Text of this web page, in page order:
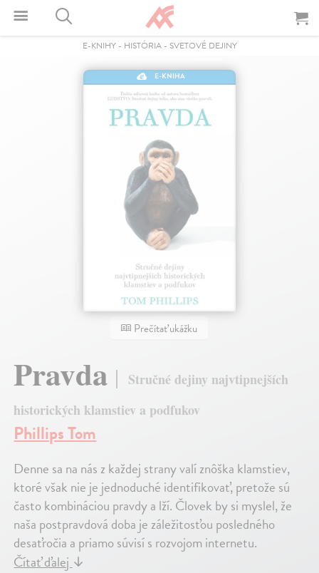
E-KNIHY- HISTÓRIA- SVETOVÉ DEJINY
E-KNIHA
Prečítať ukážku
Pravda
Stručné dejiny najvtipnejších
historických klamstiev a podfukov
Phillips Tom
Denne sa na nás z každej strany valí znôška klamstiev,
ktoré však nie je jednoduché identifikovať, pretože sú
často kombináciou pravdy a lží. Človek by si myslel, že
naša postpravdová doba je záležitosťou posledného
desaťročia a priamo súvisí s rozvojom internetu.
Čítať ďalej ↓